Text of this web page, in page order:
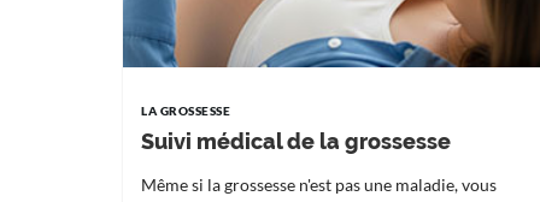
LA GROSSESSE
Suivi médical de la grossesse
Même si la grossesse n'est pas une maladie, vous